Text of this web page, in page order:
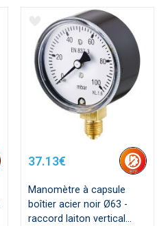
37.13€
Manomètre à capsule
boîtier acier noir Ø63 -
raccord laiton vertical